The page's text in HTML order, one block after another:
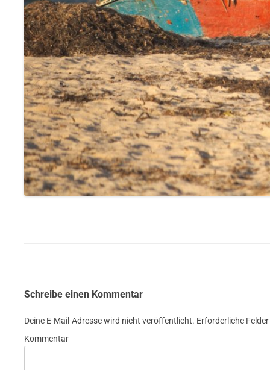
Schreibe einen Kommentar
Deine E-Mail-Adresse wird nicht veröffentlicht. Erforderliche
Kommentar